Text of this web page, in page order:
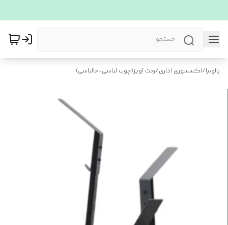
پالونیا/اکسسوری اداری/رخت آویز(چوب لباسی-جالباسی)